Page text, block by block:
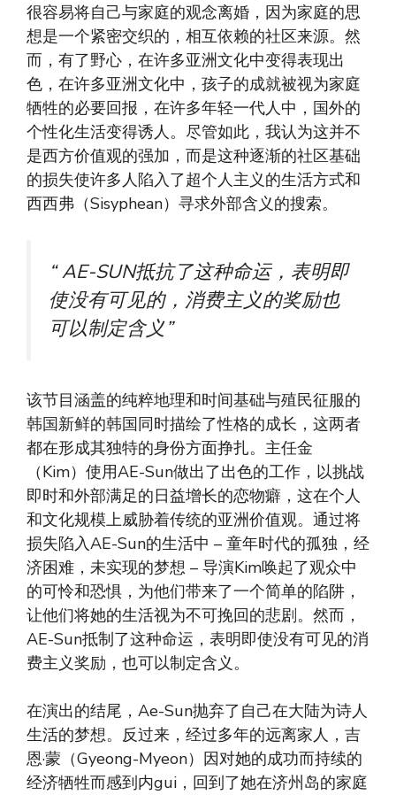
很容易将自己与家庭的观念离婚，因为家庭的思
想是一个紧密交织的，相互依赖的社区来源。然
而，有了野心，在许多亚洲文化中变得表现出
色，在许多亚洲文化中，孩子的成就被视为家庭
牺牲的必要回报，在许多年轻一代人中，国外的
个性化生活变得诱人。尽管如此，我认为这并不
是西方价值观的强加，而是这种逐渐的社区基础
的损失使许多人陷入了超个人主义的生活方式和
西西弗（Sisyphean）寻求外部含义的搜索。
“ AE-SUN抵抗了这种命运，表明即
使没有可见的，消费主义的奖励也
可以制定含义”
该节目涵盖的纯粹地理和时间基础与殖民征服的
韩国新鲜的韩国同时描绘了性格的成长，这两者
都在形成其独特的身份方面挣扎。主任金
（Kim）使用AE-Sun做出了出色的工作，以挑战
即时和外部满足的日益增长的恋物癖，这在个人
和文化规模上威胁着传统的亚洲价值观。通过将
损失陷入AE-Sun的生活中 – 童年时代的孤独，经
济困难，未实现的梦想 – 导演Kim唤起了观众中
的可怜和恐惧，为他们带来了一个简单的陷阱，
让他们将她的生活视为不可挽回的悲剧。然而，
AE-Sun抵制了这种命运，表明即使没有可见的消
费主义奖励，也可以制定含义。
在演出的结尾，Ae-Sun抛弃了自己在大陆为诗人
生活的梦想。反过来，经过多年的远离家人，吉
恩·蒙（Gyeong-Myeon）因对她的成功而持续的
经济牺牲而感到内gui，回到了她在济州岛的家庭